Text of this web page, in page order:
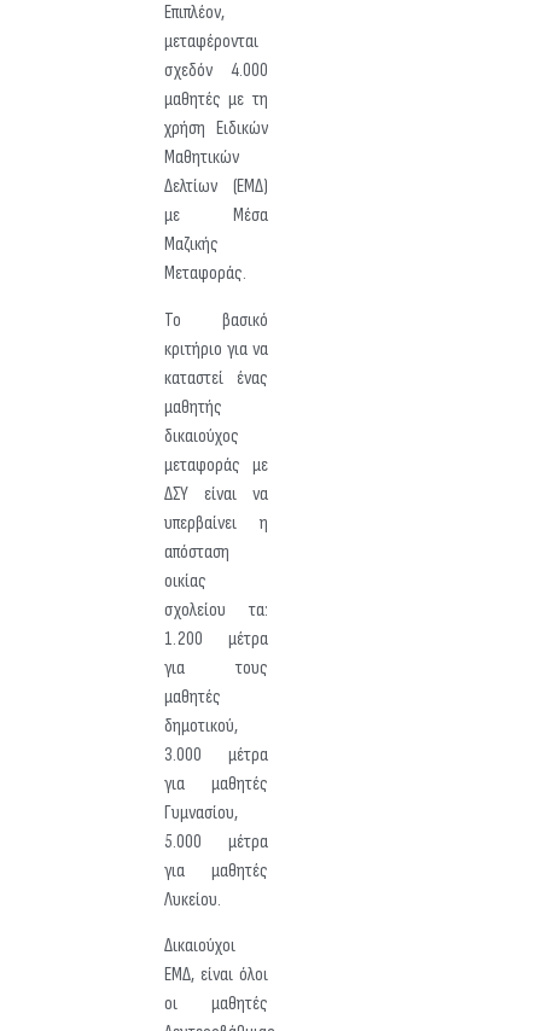
Επιπλέον,
μεταφέρονται
σχεδόν 4.000
μαθητές με τη
χρήση Ειδικών
Μαθητικών
Δελτίων (ΕΜΔ)
με Μέσα
Μαζικής
Μεταφοράς.
Το βασικό
κριτήριο για να
καταστεί ένας
μαθητής
δικαιούχος
μεταφοράς με
ΔΣΥ είναι να
υπερβαίνει η
απόσταση
οικίας
σχολείου τα:
1.200 μέτρα
για τους
μαθητές
δημοτικού,
3.000 μέτρα
για μαθητές
Γυμνασίου,
5.000 μέτρα
για μαθητές
Λυκείου.
Δικαιούχοι
ΕΜΔ, είναι όλοι
οι μαθητές